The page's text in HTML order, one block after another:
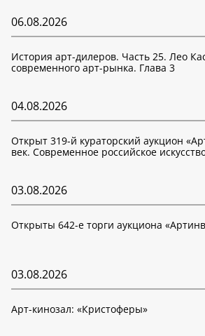
06.08.2026
История арт-дилеров. Часть 25. Лео
современного арт-рынка. Глава 3
04.08.2026
Открыт 319-й кураторский аукцион
век. Современное российское
03.08.2026
Открыты 642-е торги аукциона
03.08.2026
Арт-кинозал: «Кристоферы»